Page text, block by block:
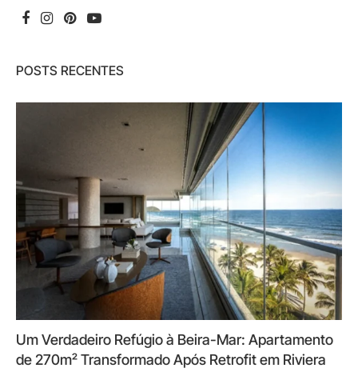
POSTS RECENTES
Um Verdadeiro Refúgio à Beira-Mar: Apartamento
de 270m² Transformado Após Retrofit em Riviera